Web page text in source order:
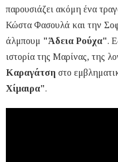
παρουσιάζει ακόμη ένα
Κώστα Φασουλά και την
άλμπουμ "Άδεια Ρούχα".
ιστορία της Μαρίνας, της
Καραγάτση στο
Χίμαιρα".